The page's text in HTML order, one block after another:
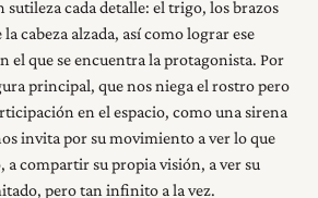
cada detalle: el trigo, los brazos
cabeza alzada, así como lograr ese
el que se encuentra la protagonista. Por
principal, que nos niega el rostro pero
en el espacio, como una sirena
invita por su movimiento a ver lo que
a compartir su propia visión, a ver su
pero tan infinito a la vez.